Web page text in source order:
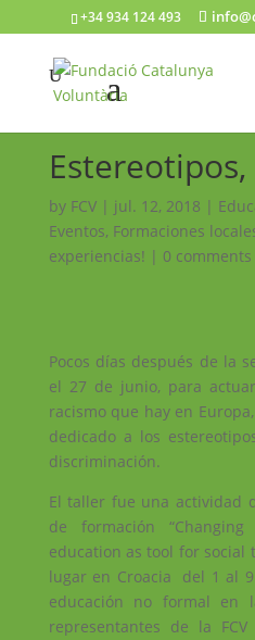
+34 934 124 493
Estereotipos,
by FCV| jul. 12, 2018 |
Eventos, Formaciones
experiencias! | 0 comments
Pocos días después de la
el 27 de junio, para
racismo que hay en
dedicado a los
discriminación.
El taller fue una actividad
de formación
education as tool for social
lugar en Croacia del 1 al
educación no formal en
representantes de la